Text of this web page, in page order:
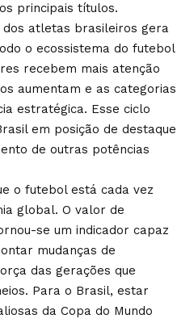
principais títulos.
atletas brasileiros gera
o ecossistema do futebol
recebem mais atenção
aumentam e as categorias
estratégica. Esse ciclo
em posição de destaque
de outras potências
o futebol está cada vez
global. O valor de
se um indicador capaz
mudanças de
das gerações que
Para o Brasil, estar
da Copa do Mundo